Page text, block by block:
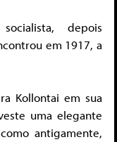
depois
em 1917, a
Kollontai em sua
uma elegante
antigamente,